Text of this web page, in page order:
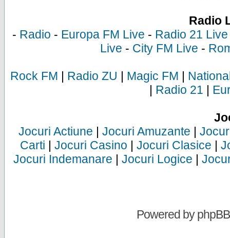
Radio
- Radio - Europa FM Live - Radio 21 Live
Live - City FM Live -
Rock FM | Radio ZU | Magic FM |
| Radio 21 |
Jocuri Actiune | Jocuri Amuzante |
Carti | Jocuri Casino | Jocuri Clasice |
Jocuri Indemanare | Jocuri Logice |
Powered byphpBB